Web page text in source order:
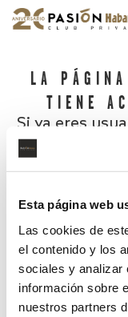
Esta página web
Las cookies de
el contenido y los
sociales y analizar
información sobre
nuestros partners
LA
TIENE
Si ya eres
¿Has olvidado tu